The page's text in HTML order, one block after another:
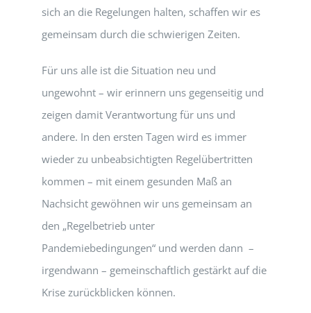
sich an die Regelungen halten, schaffen wir es
gemeinsam durch die schwierigen Zeiten.
Für uns alle ist die Situation neu und
ungewohnt – wir erinnern uns gegenseitig und
zeigen damit Verantwortung für uns und
andere. In den ersten Tagen wird es immer
wieder zu unbeabsichtigten Regelübertritten
kommen – mit einem gesunden Maß an
Nachsicht gewöhnen wir uns gemeinsam an
den „Regelbetrieb unter
Pandemiebedingungen“ und werden dann –
irgendwann – gemeinschaftlich gestärkt auf die
Krise zurückblicken können.